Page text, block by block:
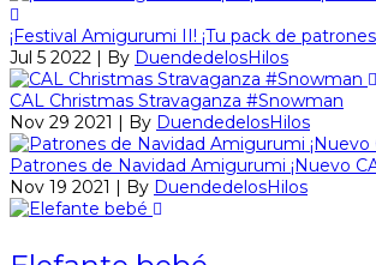
¡Festival Amigurumi II! ¡Tu pack de
Jul 5 2022 | By DuendedelosHilos
CAL Christmas Stravaganza #Snowman
Nov 29 2021 | By DuendedelosHilos
Patrones de Navidad Amigurumi ¡Nuevo
Nov 19 2021 | By DuendedelosHilos